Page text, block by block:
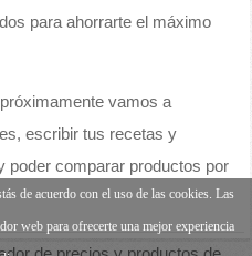
para ahorrarte el máximo
vamos a
escribir tus recetas y
poder comparar productos por
de acuerdo con el uso de las cookies. Las
web para ofrecerte una mejor experiencia